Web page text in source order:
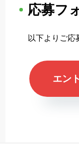
応募フ
以下よりご応
エン